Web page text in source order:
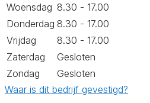
Woensdag 8.30 - 17.00
Donderdag 8.30 - 17.00
Vrijdag
8.30 - 17.00
Zaterdag
Gesloten
Zondag
Gesloten
Waar is dit bedrijf gevestigd?